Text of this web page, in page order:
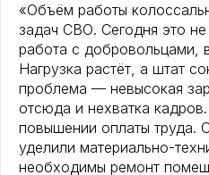
«Объём работы
задач СВО. Сегодня это
работа с добровольцами,
Нагрузка растёт, а штат
проблема — невысокая
отсюда и нехватка
повышении оплаты труда.
уделили материально-
необходимы ремонт